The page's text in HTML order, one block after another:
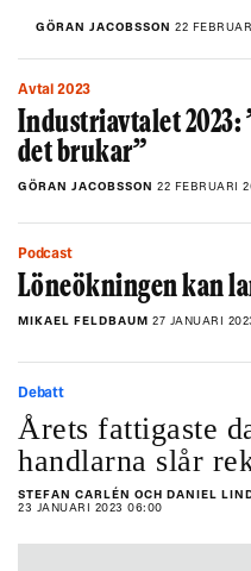
GÖRAN JACOBSSON 22
Avtal 2023
Industriavtalet 2023:
det brukar”
GÖRAN JACOBSSON 22 FEBRUARI
Podcast
Löneökningen kan
MIKAEL FELDBAUM 27 JANUARI
Debatt
Årets fattigaste
handlarna slår
STEFAN CARLÉN OCH DANIEL
23 JANUARI 2023 06:00